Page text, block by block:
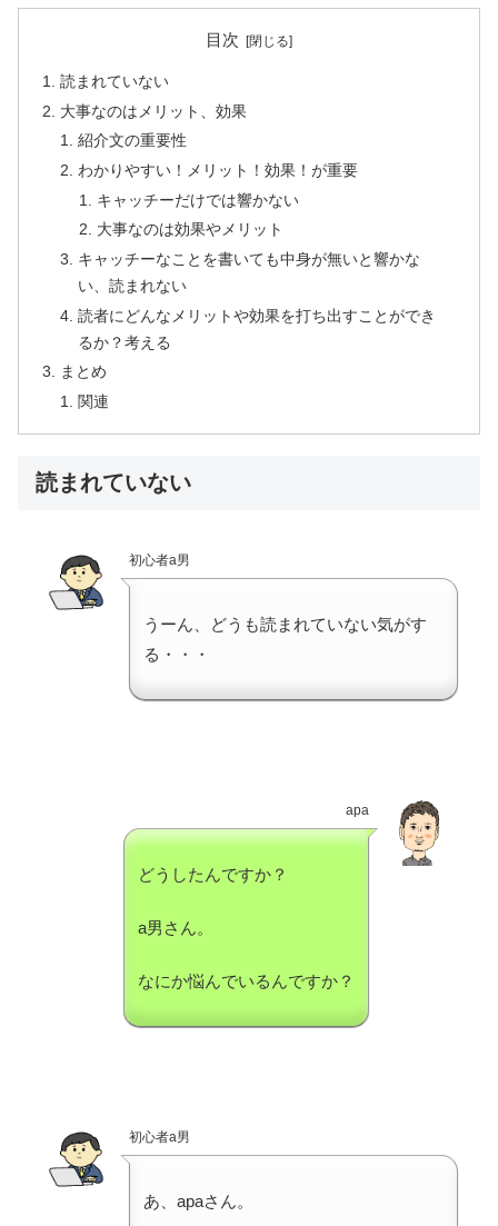
目次
読まれていない
大事なのはメリット、効果
紹介文の重要性
わかりやすい！メリット！効果！が重要
キャッチーだけでは響かない
大事なのは効果やメリット
キャッチーなことを書いても中身が無いと響かな
い、読まれない
読者にどんなメリットや効果を打ち出すことができ
るか？考える
まとめ
関連
読まれていない
初心者a男
うーん、どうも読まれていない気がす
る・・・
apa
どうしたんですか？
a男さん。
なにか悩んでいるんですか？
初心者a男
あ、apaさん。